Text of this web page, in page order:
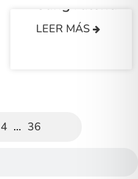
SangValentí
LEER MÁS
4 … 36